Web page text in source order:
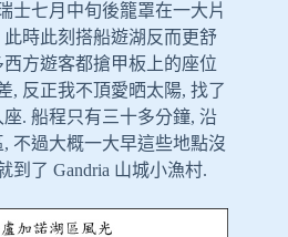
士七月中旬後籠罩在一大片
時此刻搭船遊湖反而更舒
方遊客都搶甲板上的座位
, 反正我不頂愛晒太陽, 找了
. 船程只有三十多分鐘, 沿
不過大概一大早這些地點沒
到了 Gandria 山城小漁村.